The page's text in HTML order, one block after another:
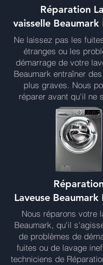
Réparation
vaisselle
Ne laissez pas les
étranges ou les
démarrage de votre
Beaumark entraîner
plus graves. Nous
réparer avant qu'il ne
Laveuse
Nous réparons votre
Beaumark, qu'il
de problèmes de
fuites ou de lavage
techniciens de